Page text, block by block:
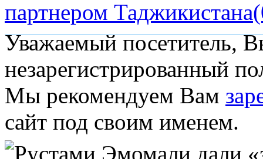
партнером Таджикистана
Уважаемый посетитель,
незарегистрированный
Мы рекомендуем Вам
сайт под своим именем.